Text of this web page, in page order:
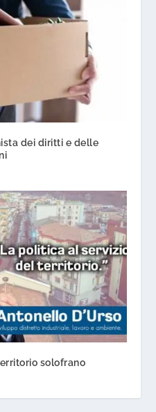
dei diritti e delle
solofrano